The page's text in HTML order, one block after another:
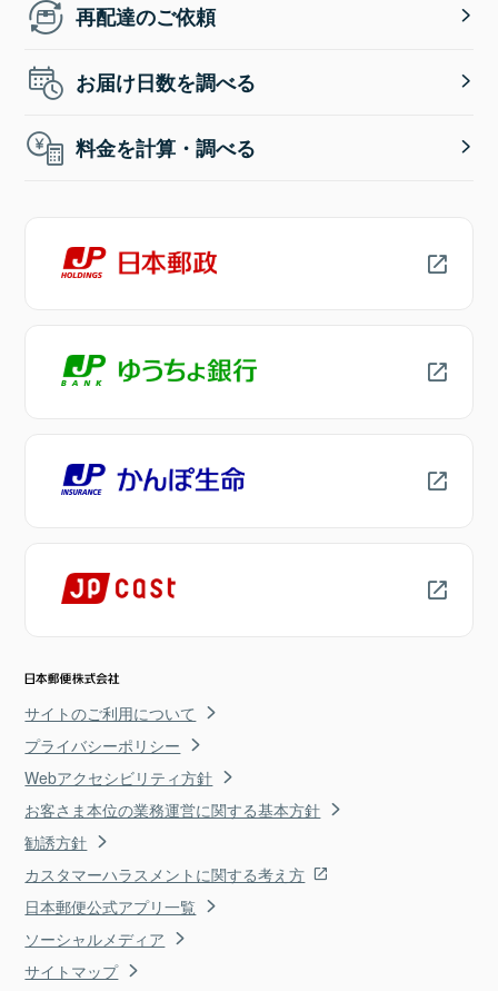
再配達のご依頼
お届け日数を調べる
料金を計算・調べる
サイトのご利用について
プライバシーポリシー
Webアクセシビリティ方針
お客さま本位の業務運営に関する基本方針
勧誘方針
カスタマーハラスメントに関する考え方
日本郵便公式アプリ一覧
ソーシャルメディア
サイトマップ